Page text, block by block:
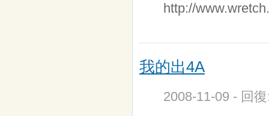
http://
我的出4A
2008-11-09 - 回